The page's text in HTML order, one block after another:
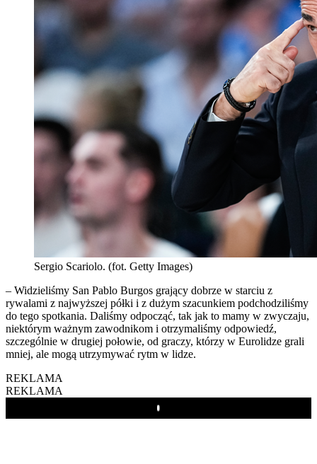
Sergio Scariolo. (fot. Getty Images)
– Widzieliśmy San Pablo Burgos grający dobrze w starciu z
rywalami z najwyższej półki i z dużym szacunkiem podchodziliśmy
do tego spotkania. Daliśmy odpocząć, tak jak to mamy w zwyczaju,
niektórym ważnym zawodnikom i otrzymaliśmy odpowiedź,
szczególnie w drugiej połowie, od graczy, którzy w Eurolidze grali
mniej, ale mogą utrzymywać rytm w lidze.
REKLAMA
REKLAMA
Play